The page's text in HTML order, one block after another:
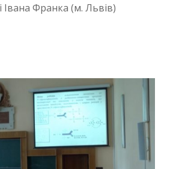
Івана Франка (м. Львів)